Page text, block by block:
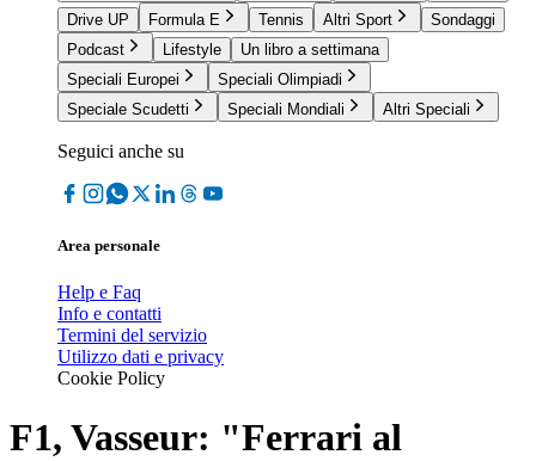
Drive UP
Formula E Tennis Altri Sport
Sondaggi
Podcast
Lifestyle
Un libro a settimana
Speciali Europei
Speciali Olimpiadi
Speciale Scudetti
Speciali Mondiali Altri Speciali
Seguici anche su
Area personale
Help e Faq
Info e contatti
Termini del servizio
Utilizzo dati e privacy
Cookie Policy
F1, Vasseur: "Ferrari al